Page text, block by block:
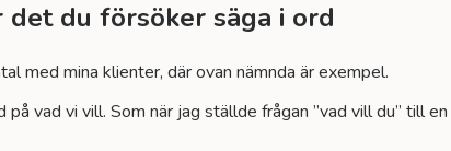
du försöker säga i ord
med mina klienter, där ovan nämnda är exempel.
vad vi vill. Som när jag ställde frågan ”vad vill du” till